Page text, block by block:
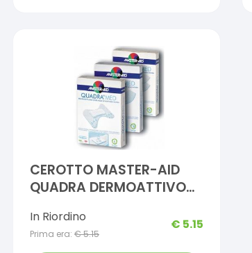
CEROTTO MASTER-AID
QUADRA DERMOATTIVO
In Riordino
Prima era: €5.15
€ 5.15